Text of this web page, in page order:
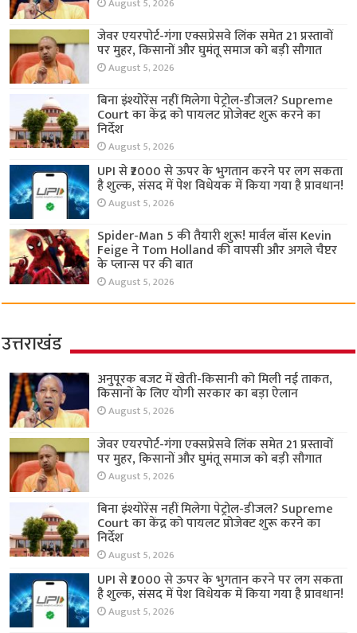
August 5, 2026
जेवर एयरपोर्ट-गंगा एक्सप्रेसवे लिंक समेत 21 प्रस्तावों
पर मुहर, किसानों और घुमंतू समाज को बड़ी सौगात
August 5, 2026
बिना इंश्योरेंस नहीं मिलेगा पेट्रोल-डीजल? Supreme
Court का केंद्र को पायलट प्रोजेक्ट शुरू करने का
निर्देश
August 5, 2026
UPI से ₹2000 से ऊपर के भुगतान करने पर लग सकता
है शुल्क, संसद में पेश विधेयक में किया गया है प्रावधान!
August 5, 2026
Spider-Man 5 की तैयारी शुरू! मार्वल बॉस Kevin
Feige ने Tom Holland की वापसी और अगले चैप्टर
के प्लान्स पर की बात
August 5, 2026
उत्तराखंड
अनुपूरक बजट में खेती-किसानी को मिली नई ताकत,
किसानों के लिए योगी सरकार का बड़ा ऐलान
August 5, 2026
जेवर एयरपोर्ट-गंगा एक्सप्रेसवे लिंक समेत 21 प्रस्तावों
पर मुहर, किसानों और घुमंतू समाज को बड़ी सौगात
August 5, 2026
बिना इंश्योरेंस नहीं मिलेगा पेट्रोल-डीजल? Supreme
Court का केंद्र को पायलट प्रोजेक्ट शुरू करने का
निर्देश
August 5, 2026
UPI से ₹2000 से ऊपर के भुगतान करने पर लग सकता
है शुल्क, संसद में पेश विधेयक में किया गया है प्रावधान!
August 5, 2026